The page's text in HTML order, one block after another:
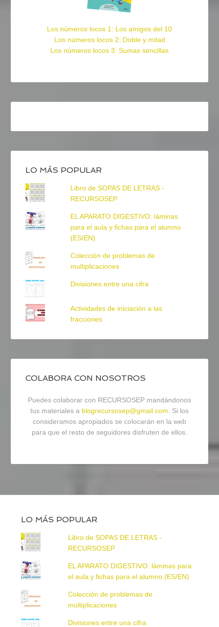
Los números locos 1: Los amigos del 10
Los números locos 2: Doble y mitad
Los números locos 3: Sumas sencillas
LO MÁS POPULAR
Libro de SOPAS DE LETRAS -
RECURSOSEP
EL APARATO DIGESTIVO: láminas
para el aula y fichas para el alumno
(ES/EN)
Colección de problemas de
multiplicaciones
Divisiones entre una cifra
Actividades de iniciación a las
fracciones
COLABORA CON NOSOTROS
Puedes colaborar con RECURSOSEP mandándonos
tus materiales a blogrecursosep@gmail.com. Si los
consideramos apropiados se colocarán en la web
para que el resto de seguidores disfruten de ellos.
LO MÁS POPULAR
Libro de SOPAS DE LETRAS -
RECURSOSEP
EL APARATO DIGESTIVO: láminas para
el aula y fichas para el alumno (ES/EN)
Colección de problemas de
multiplicaciones
Divisiones entre una cifra